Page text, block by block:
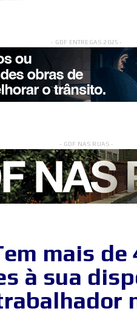
- GDF ENTREGAS 2025 -
- GDF NAS RUAS -
mais de
à sua